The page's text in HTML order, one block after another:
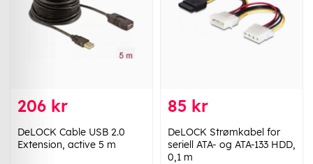
206 kr
DeLOCK Cable USB 2.0
Extension, active 5 m
85 kr
DeLOCK Strømkabel for
seriell ATA- og ATA-133 HDD,
0,1 m